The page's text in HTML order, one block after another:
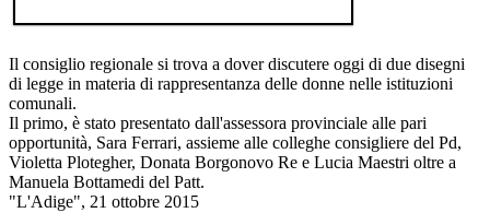
Il consiglio regionale si trova a dover discutere oggi di due disegni
di legge in materia di rappresentanza delle donne nelle istituzioni
comunali.
Il primo, è stato presentato dall'assessora provinciale alle pari
opportunità, Sara Ferrari, assieme alle colleghe consigliere del Pd,
Violetta Plotegher, Donata Borgonovo Re e Lucia Maestri oltre a
Manuela Bottamedi del Patt.
"L'Adige", 21 ottobre 2015